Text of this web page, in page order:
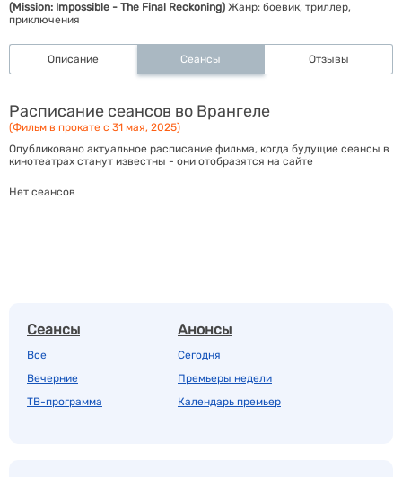
(Mission: Impossible - The Final Reckoning) Жанр: боевик, триллер,
приключения
Описание Сеансы Отзывы
Расписание сеансов во Врангеле
(Фильм в прокате с 31 мая, 2025)
Опубликовано актуальное расписание фильма, когда будущие сеансы в
кинотеатрах станут известны - они отобразятся на сайте
Нет сеансов
Сеансы
Все
Вечерние
ТВ-программа
Анонсы
Сегодня
Премьеры недели
Календарь премьер